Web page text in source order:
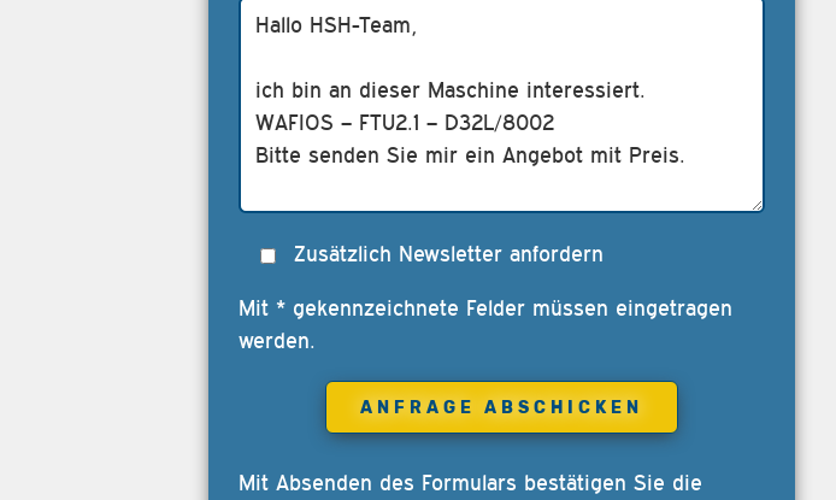
Zusätzlich Newsletter anfordern
Mit * gekennzeichnete Felder müssen eingetragen
werden.
Mit Absenden des Formulars bestätigen Sie die